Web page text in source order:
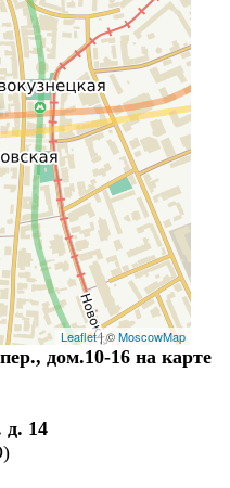
Leaflet| ©MoscowMap
дом.10-16 на карте
14